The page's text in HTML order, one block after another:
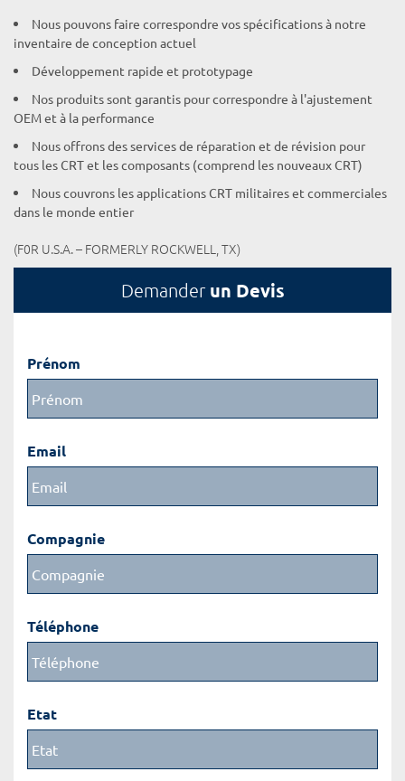
Nous pouvons faire correspondre vos spécifications à notre
inventaire de conception actuel
Développement rapide et prototypage
Nos produits sont garantis pour correspondre à l'ajustement
OEM et à la performance
Nous offrons des services de réparation et de révision pour
tous les CRT et les composants (comprend les nouveaux CRT)
Nous couvrons les applications CRT militaires et commerciales
dans le monde entier
(F0R U.S.A. – FORMERLY ROCKWELL, TX)
Demander un Devis
Prénom
Email
Compagnie
Téléphone
Etat